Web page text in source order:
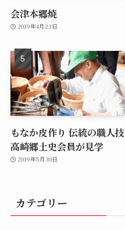
会津本郷焼
2019年4月23日
もなか皮作り 伝統の職人技
高崎郷土史会員が見学
2019年5月30日
カテゴリー